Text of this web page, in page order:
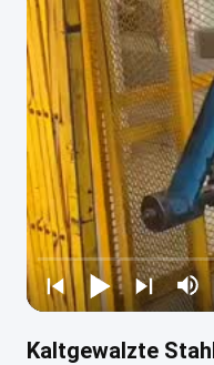
Kaltgewalzte